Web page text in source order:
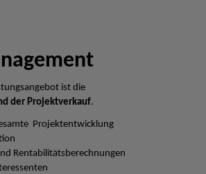
ist die
der Projektverkauf.
Projektentwicklung
Rentabilitätsberechnungen